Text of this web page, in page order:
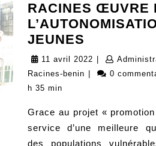
RACINES ŒUVRE
JEUNES
ŒUVRE
POUR
JEUNES
11 avril 2022 11
avril
Racines-benin Administrateur
benin
0
h 35 min
Grace au projet «
service d’une meilleure
des populations